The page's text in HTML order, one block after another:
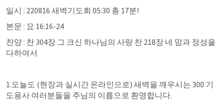
일시 : 220816 새벽기도회 05:30 총 17분!
본문 : 요 16:16-24
찬양 : 찬 304장 그 크신 하나님의 사랑 찬 218장 네 맘과 정성을
다하여서
1.오늘도 (현장과 실시간 온라인으로) 새벽을 깨우시는 300 기
도용사 여러분들을 주님의 이름으로 환영합니다.